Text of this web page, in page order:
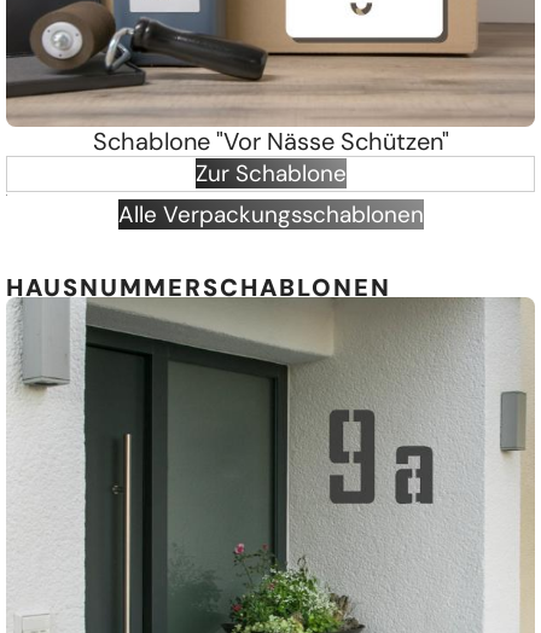
Schablone "Vor Nässe Schützen"
Zur Schablone
Alle Verpackungsschablonen
HAUSNUMMERSCHABLONEN